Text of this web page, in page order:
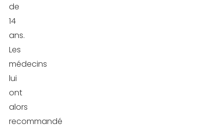
de
14
ans.
Les
médecins
lui
ont
alors
recommandé